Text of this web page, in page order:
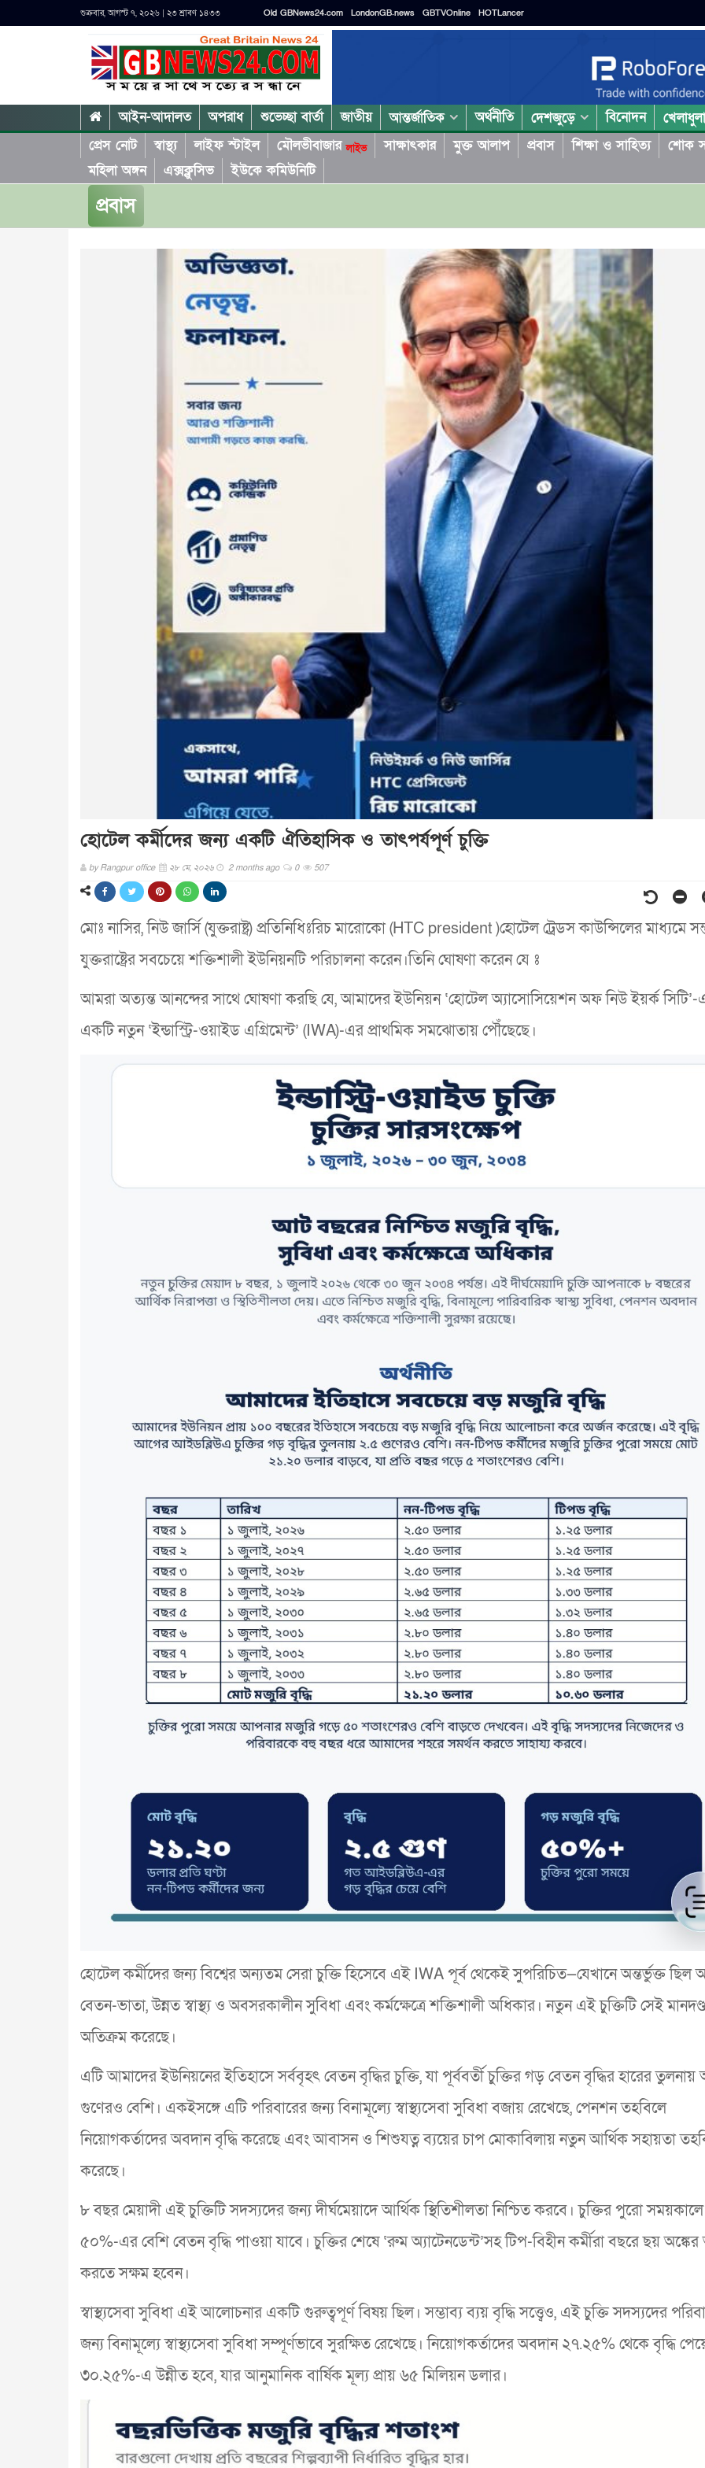
শুক্রবার, আগস্ট ৭, ২০২৬ | ২৩ শ্রাবণ ১৪৩৩ Old GBNews24.com LondonGB.news GBTVOnline HOTLancer
আইন-আদালত অপরাধ শুভেচ্ছা বার্তা জাতীয় আন্তর্জাতিক অর্থনীতি দেশজুড়ে বিনোদন
প্রেস নোট
স্বাস্থ্য লাইফ স্টাইল মৌলভীবাজারলাইভ সাক্ষাৎকার মুক্ত আলাপ প্রবাস শিক্ষা ও সাহিত্য শোক
মহিলা অঙ্গন
এক্সক্লুসিভ ইউকে কমিউনিটি
প্রবাস
হোটেল কর্মীদের জন্য একটি ঐতিহাসিক ও তাৎপর্যপূর্ণ চুক্তি
byRangpur office ২৮ মে, ২০২৬ 2 months ago 0 507
মোঃ নাসির, নিউ জার্সি (যুক্তরাষ্ট্র) প্রতিনিধিঃরিচ মারোকো (HTC president )হোটেল ট্রেডস কাউন্সিলের মাধ্যমে
যুক্তরাষ্ট্রের সবচেয়ে শক্তিশালী ইউনিয়নটি পরিচালনা করেন।তিনি ঘোষণা করেন যে ঃ
আমরা অত্যন্ত আনন্দের সাথে ঘোষণা করছি যে, আমাদের ইউনিয়ন ‘হোটেল অ্যাসোসিয়েশন অফ নিউ ইয়র্ক সিটি’-
একটি নতুন ‘ইন্ডাস্ট্রি-ওয়াইড এগ্রিমেন্ট’ (IWA)-এর প্রাথমিক সমঝোতায় পৌঁছেছে।
হোটেল কর্মীদের জন্য বিশ্বের অন্যতম সেরা চুক্তি হিসেবে এই IWA পূর্ব থেকেই সুপরিচিত—যেখানে অন্তর্ভুক্ত ছিল
বেতন-ভাতা, উন্নত স্বাস্থ্য ও অবসরকালীন সুবিধা এবং কর্মক্ষেত্রে শক্তিশালী অধিকার। নতুন এই চুক্তিটি সেই
অতিক্রম করেছে।
এটি আমাদের ইউনিয়নের ইতিহাসে সর্ববৃহৎ বেতন বৃদ্ধির চুক্তি, যা পূর্ববর্তী চুক্তির গড় বেতন বৃদ্ধির হারের
গুণেরও বেশি। একইসঙ্গে এটি পরিবারের জন্য বিনামূল্যে স্বাস্থ্যসেবা সুবিধা বজায় রেখেছে, পেনশন তহবিলে
নিয়োগকর্তাদের অবদান বৃদ্ধি করেছে এবং আবাসন ও শিশুযত্ন ব্যয়ের চাপ মোকাবিলায় নতুন আর্থিক সহায়তা
করেছে।
৮ বছর মেয়াদী এই চুক্তিটি সদস্যদের জন্য দীর্ঘমেয়াদে আর্থিক স্থিতিশীলতা নিশ্চিত করবে। চুক্তির পুরো
৫০%-এর বেশি বেতন বৃদ্ধি পাওয়া যাবে। চুক্তির শেষে ‘রুম অ্যাটেনডেন্ট’সহ টিপ-বিহীন কর্মীরা বছরে ছয়
করতে সক্ষম হবেন।
স্বাস্থ্যসেবা সুবিধা এই আলোচনার একটি গুরুত্বপূর্ণ বিষয় ছিল। সম্ভাব্য ব্যয় বৃদ্ধি সত্ত্বেও, এই চুক্তি সদস্যদের
জন্য বিনামূল্যে স্বাস্থ্যসেবা সুবিধা সম্পূর্ণভাবে সুরক্ষিত রেখেছে। নিয়োগকর্তাদের অবদান ২৭.২৫% থেকে বৃদ্ধি
৩০.২৫%-এ উন্নীত হবে, যার আনুমানিক বার্ষিক মূল্য প্রায় ৬৫ মিলিয়ন ডলার।